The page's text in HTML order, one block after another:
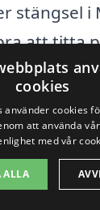
stängsel i
att titta
flera
Här är
städer:
cookies
använder cookies
att använda
med vår
ALLA